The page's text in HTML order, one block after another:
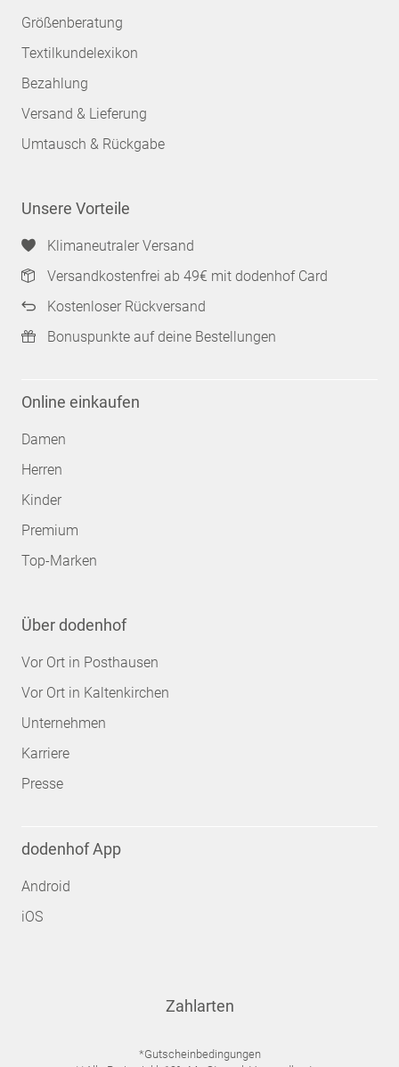
Größenberatung
Textilkundelexikon
Bezahlung
Versand & Lieferung
Umtausch & Rückgabe
Unsere Vorteile
Klimaneutraler Versand
Versandkostenfrei ab 49€ mit dodenhof Card
Kostenloser Rückversand
Bonuspunkte auf deine Bestellungen
Online einkaufen
Damen
Herren
Kinder
Premium
Top-Marken
Über dodenhof
Vor Ort in Posthausen
Vor Ort in Kaltenkirchen
Unternehmen
Karriere
Presse
dodenhof App
Android
iOS
Zahlarten
*Gutscheinbedingungen